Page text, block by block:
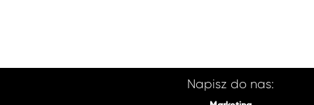
Napisz do nas: